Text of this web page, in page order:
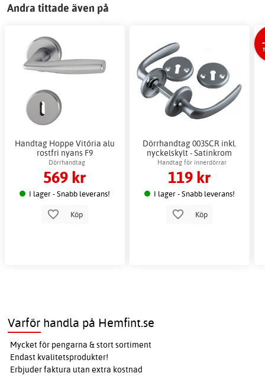
Andra tittade även på
Handtag Hoppe Vitória alu
rostfri nyans F9
Dörrhandtag
569 kr
I lager - Snabb leverans!
Köp
Dörrhandtag 003SCR inkl.
nyckelskylt - Satinkrom
Handtag för innerdörrar
119 kr
I lager - Snabb leverans!
Köp
Varför handla på Hemfint.se
Mycket för pengarna & stort sortiment
Endast kvalitetsprodukter!
Erbjuder faktura utan extra kostnad